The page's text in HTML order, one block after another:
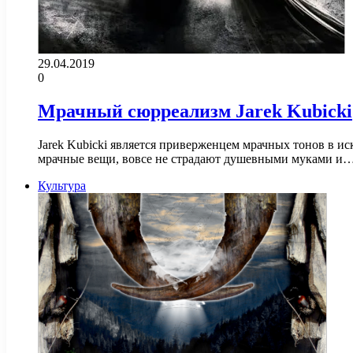
29.04.2019
0
Мрачный сюрреализм Jarek Kubicki
Jarek Kubicki является приверженцем мрачных тонов в
мрачные вещи, вовсе не страдают душевными муками
Культура